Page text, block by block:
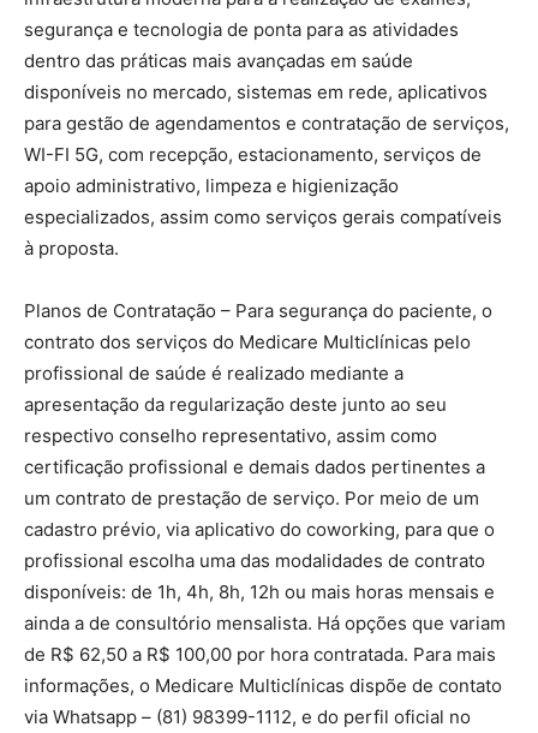
segurança e tecnologia de ponta para as atividades
dentro das práticas mais avançadas em saúde
disponíveis no mercado, sistemas em rede, aplicativos
para gestão de agendamentos e contratação de serviços,
WI-FI 5G, com recepção, estacionamento, serviços de
apoio administrativo, limpeza e higienização
especializados, assim como serviços gerais compatíveis
à proposta.
Planos de Contratação – Para segurança do paciente, o
contrato dos serviços do Medicare Multiclínicas pelo
profissional de saúde é realizado mediante a
apresentação da regularização deste junto ao seu
respectivo conselho representativo, assim como
certificação profissional e demais dados pertinentes a
um contrato de prestação de serviço. Por meio de um
cadastro prévio, via aplicativo do coworking, para que o
profissional escolha uma das modalidades de contrato
disponíveis: de 1h, 4h, 8h, 12h ou mais horas mensais e
ainda a de consultório mensalista. Há opções que variam
de R$ 62,50 a R$ 100,00 por hora contratada. Para mais
informações, o Medicare Multiclínicas dispõe de contato
via Whatsapp – (81) 98399-1112, e do perfil oficial no